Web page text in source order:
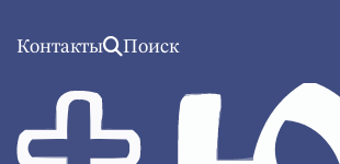
Контакты Поиск